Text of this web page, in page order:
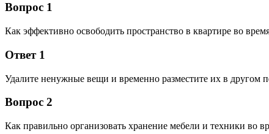
Вопрос 1
Как эффективно освободить пространство в квартире во
Ответ 1
Удалите ненужные вещи и временно разместите их в другом
Вопрос 2
Как правильно организовать хранение мебели и техники во